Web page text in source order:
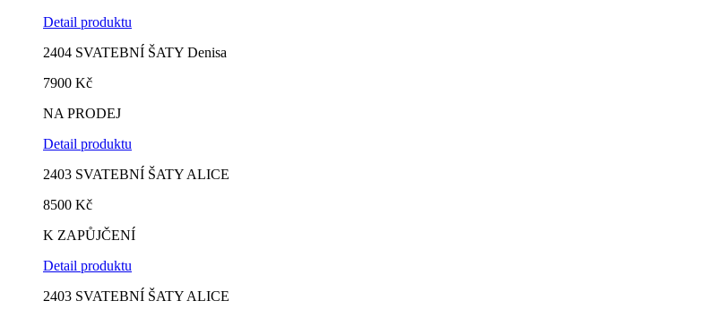
Detail produktu
2404 SVATEBNÍ ŠATY Denisa
7900 Kč
NA PRODEJ
Detail produktu
2403 SVATEBNÍ ŠATY ALICE
8500 Kč
K ZAPŮJČENÍ
Detail produktu
2403 SVATEBNÍ ŠATY ALICE